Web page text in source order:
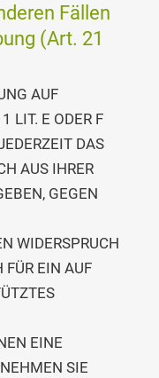
Fällen
(Art. 21
AUF
LIT. E ODER F
DAS
AUS IHRER
GEGEN
WIDERSPRUCH
FÜR EIN AUF
EINE
SIE